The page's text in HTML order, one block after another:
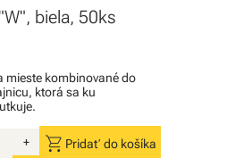
biela, 50ks
mieste kombinované do
ktorá sa ku
+ shopping_cart Pridať do košíka